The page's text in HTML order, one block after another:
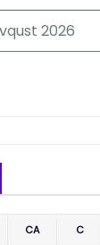
2026
CA C